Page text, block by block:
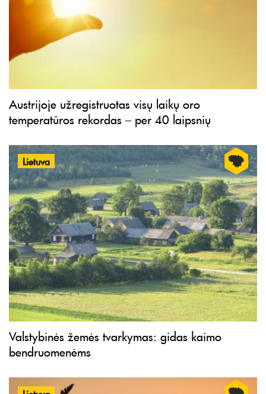
Austrijoje užregistruotas visų laikų oro
temperatūros rekordas – per 40 laipsnių
Lietuva
Valstybinės žemės tvarkymas: gidas kaimo
bendruomenėms